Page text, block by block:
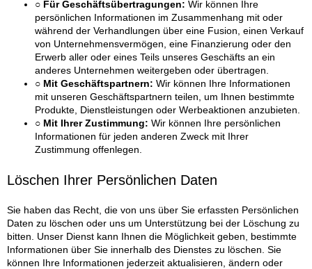
○ Für Geschäftsübertragungen: Wir können Ihre
persönlichen Informationen im Zusammenhang mit oder
während der Verhandlungen über eine Fusion, einen Verkauf
von Unternehmensvermögen, eine Finanzierung oder den
Erwerb aller oder eines Teils unseres Geschäfts an ein
anderes Unternehmen weitergeben oder übertragen.
○ Mit Geschäftspartnern: Wir können Ihre Informationen
mit unseren Geschäftspartnern teilen, um Ihnen bestimmte
Produkte, Dienstleistungen oder Werbeaktionen anzubieten.
○ Mit Ihrer Zustimmung: Wir können Ihre persönlichen
Informationen für jeden anderen Zweck mit Ihrer
Zustimmung offenlegen.
Löschen Ihrer Persönlichen Daten
Sie haben das Recht, die von uns über Sie erfassten Persönlichen
Daten zu löschen oder uns um Unterstützung bei der Löschung zu
bitten. Unser Dienst kann Ihnen die Möglichkeit geben, bestimmte
Informationen über Sie innerhalb des Dienstes zu löschen. Sie
können Ihre Informationen jederzeit aktualisieren, ändern oder